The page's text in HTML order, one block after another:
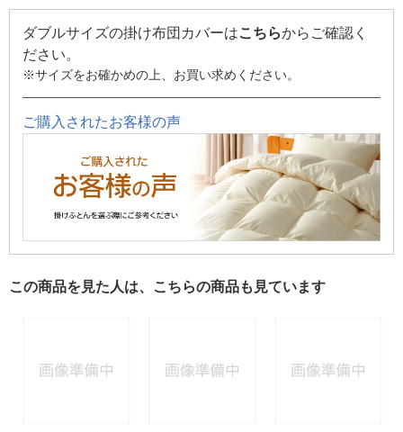
ダブルサイズの掛け布団カバーはこちらからご確認く
ださい。
※サイズをお確かめの上、お買い求めください。
ご購入されたお客様の声
この商品を見た人は、こちらの商品も見ています